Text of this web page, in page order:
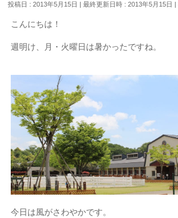
投稿日 : 2013年5月15日 最終更新日時 : 2013年5月15日
こんにちは！
週明け、月・火曜日は暑かったですね。
今日は風がさわやかです。